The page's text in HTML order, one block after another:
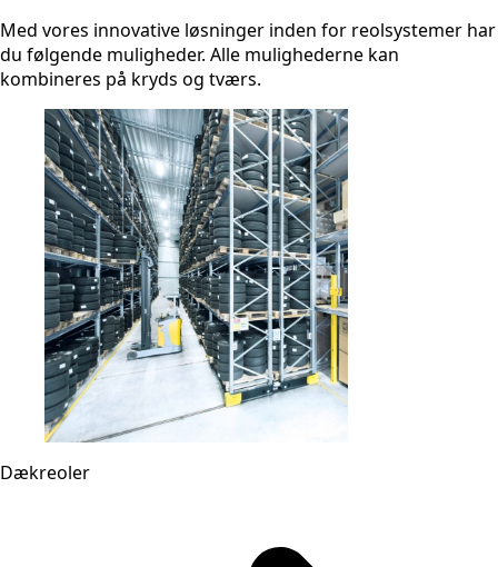
Med vores innovative løsninger inden for reolsystemer har
du følgende muligheder. Alle mulighederne kan
kombineres på kryds og tværs.
Dækreoler